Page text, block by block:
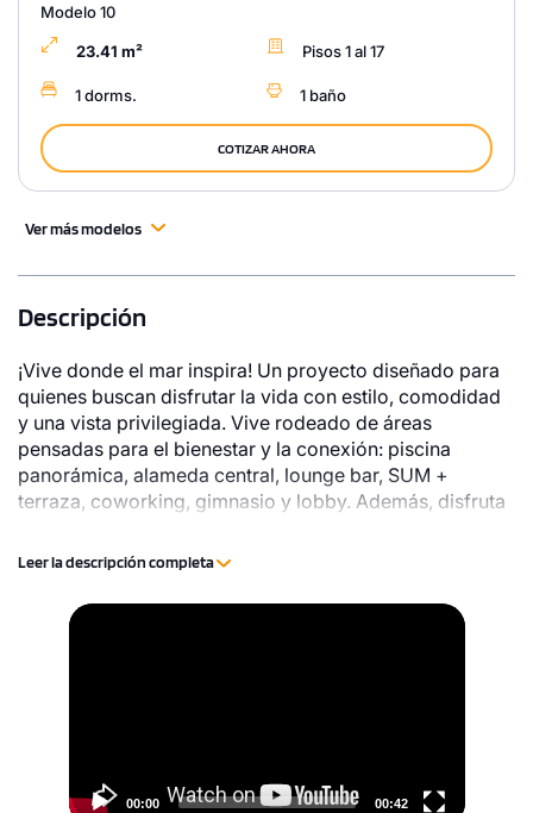
Modelo 10
23.41 m² Pisos 1 al 17
1 dorms. 1 baño
COTIZAR AHORA
Ver más modelos
Descripción
¡Vive donde el mar inspira! Un proyecto diseñado para
quienes buscan disfrutar la vida con estilo, comodidad
y una vista privilegiada. Vive rodeado de áreas
pensadas para el bienestar y la conexión: piscina
panorámica, alameda central, lounge bar, SUM +
terraza, coworking, gimnasio y lobby. Además, disfruta
sala de juegos y pet zone.
Leer la descripción completa
Video
00:00 00:42